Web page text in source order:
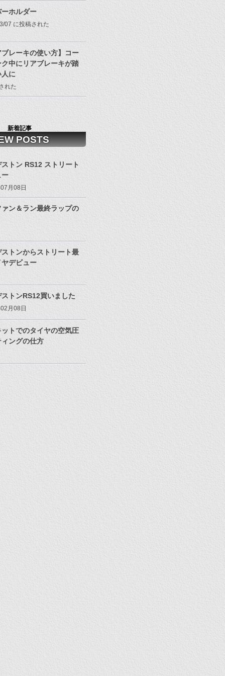
ホルダー
07 に投稿された
レーキの使い方】コー
中にリアブレーキが踏
に
れた
新着記事
POSTS
トン RS12 ストリート
ー
月08日
ン＆ラン最終ラップの
トンからストリート最
デビュー
トンRS12買いました
月08日
トでのタイヤの空気圧
ングの仕方